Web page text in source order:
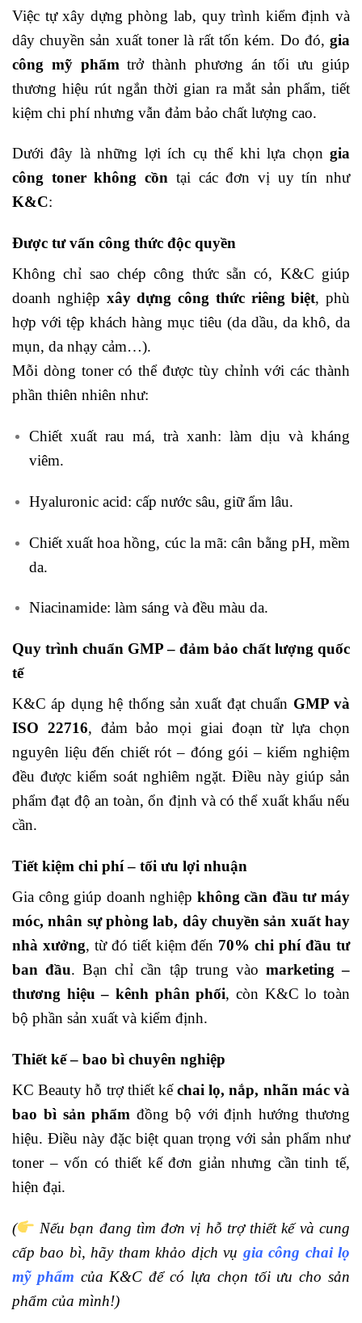
Việc tự xây dựng phòng lab, quy trình kiểm định và
dây chuyền sản xuất toner là rất tốn kém. Do đó, gia
công mỹ phẩm trở thành phương án tối ưu giúp
thương hiệu rút ngắn thời gian ra mắt sản phẩm, tiết
kiệm chi phí nhưng vẫn đảm bảo chất lượng cao.
Dưới đây là những lợi ích cụ thể khi lựa chọn gia
công toner không cồn tại các đơn vị uy tín như
K&C:
Được tư vấn công thức độc quyền
Không chỉ sao chép công thức sẵn có, K&C giúp
doanh nghiệp xây dựng công thức riêng biệt, phù
hợp với tệp khách hàng mục tiêu (da dầu, da khô, da
mụn, da nhạy cảm…).
Mỗi dòng toner có thể được tùy chỉnh với các thành
phần thiên nhiên như:
Chiết xuất rau má, trà xanh: làm dịu và kháng
viêm.
Hyaluronic acid: cấp nước sâu, giữ ẩm lâu.
Chiết xuất hoa hồng, cúc la mã: cân bằng pH, mềm
da.
Niacinamide: làm sáng và đều màu da.
Quy trình chuẩn GMP – đảm bảo chất lượng quốc
tế
K&C áp dụng hệ thống sản xuất đạt chuẩn GMP và
ISO 22716, đảm bảo mọi giai đoạn từ lựa chọn
nguyên liệu đến chiết rót – đóng gói – kiểm nghiệm
đều được kiểm soát nghiêm ngặt. Điều này giúp sản
phẩm đạt độ an toàn, ổn định và có thể xuất khẩu nếu
cần.
Tiết kiệm chi phí – tối ưu lợi nhuận
Gia công giúp doanh nghiệp không cần đầu tư máy
móc, nhân sự phòng lab, dây chuyền sản xuất hay
nhà xưởng, từ đó tiết kiệm đến 70% chi phí đầu tư
ban đầu.Bạn chỉ cần tập trung vào marketing –
thương hiệu – kênh phân phối, còn K&C lo toàn
bộ phần sản xuất và kiểm định.
Thiết kế – bao bì chuyên nghiệp
KC Beauty hỗ trợ thiết kếchai lọ, nắp, nhãn mác và
bao bì sản phẩm đồng bộ với định hướng thương
hiệu. Điều này đặc biệt quan trọng với sản phẩm như
toner – vốn có thiết kế đơn giản nhưng cần tinh tế,
hiện đại.
(
Nếu bạn đang tìm đơn vị hỗ trợ thiết kế và cung
cấp bao bì, hãy tham khảo dịch vụ gia công chai lọ
mỹ phẩm của K&C để có lựa chọn tối ưu cho sản
phẩm của mình!)